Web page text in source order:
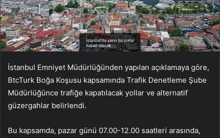
İstanbul Emniyet Müdürlüğünden yapılan açıklamaya göre,
BtcTurk Boğa Koşusu kapsamında Trafik Denetleme Şube
Müdürlüğünce trafiğe kapatılacak yollar ve alternatif
güzergahlar belirlendi.
Bu kapsamda, pazar günü 07.00-12.00 saatleri arasında,